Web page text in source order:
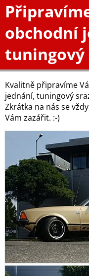
obchodní
tuningový
Kvalitně připravíme
jednání, tuningový
Zkrátka na nás se
Vám zazářit. :-)